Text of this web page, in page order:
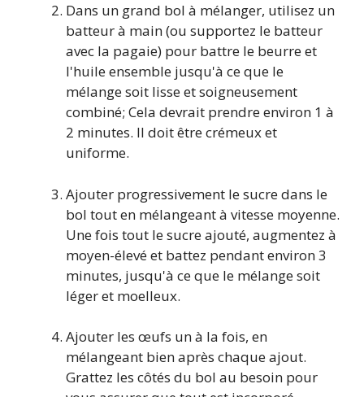
Dans un grand bol à mélanger, utilisez un
batteur à main (ou supportez le batteur
avec la pagaie) pour battre le beurre et
l'huile ensemble jusqu'à ce que le
mélange soit lisse et soigneusement
combiné; Cela devrait prendre environ 1 à
2 minutes. Il doit être crémeux et
uniforme.
Ajouter progressivement le sucre dans le
bol tout en mélangeant à vitesse moyenne.
Une fois tout le sucre ajouté, augmentez à
moyen-élevé et battez pendant environ 3
minutes, jusqu'à ce que le mélange soit
léger et moelleux.
Ajouter les œufs un à la fois, en
mélangeant bien après chaque ajout.
Grattez les côtés du bol au besoin pour